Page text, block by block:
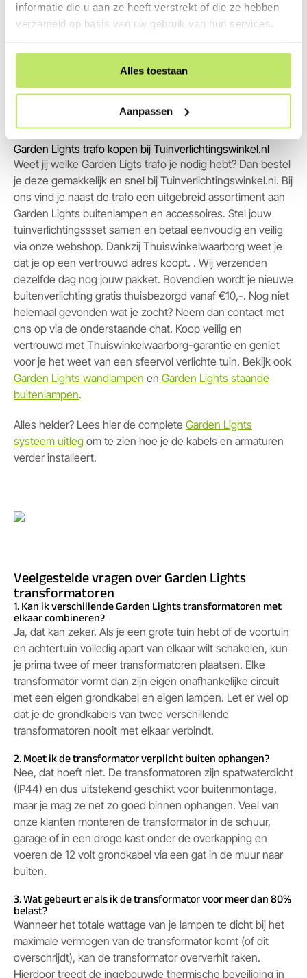
informatie die u aan ze heeft verstrekt of die ze hebben
verzameld op basis van uw gebruik van hun services.
Alles toestaan
Aanpassen
Garden Lights trafo kopen bij Tuinverlichtingswinkel.nl
Weet jij welke Garden Ligts trafo je nodig hebt? Dan bestel
je deze gemakkelijk en snel bij Tuinverlichtingswinkel.nl. Bij
ons vind je naast de trafo een uitgebreid assortiment aan
Garden Lights buitenlampen en accessoires. Stel jouw
tuinverlichtingssset samen en betaal eenvoudig en veilig
via onze webshop. Dankzij Thuiswinkelwaarborg weet je
dat je op een vertrouwd adres koopt. . Wij verzenden
dezelfde dag nog jouw pakket. Bovendien wordt je nieuwe
buitenverlichting gratis thuisbezorgd vanaf €10,-. Nog niet
helemaal gevonden wat je zocht? Neem dan contact met
ons op via de onderstaande chat. Koop veilig en
vertrouwd met Thuiswinkelwaarborg-garantie en geniet
voor je het weet van een sfeervol verlichte tuin. Bekijk ook
Garden Lights wandlampen en Garden Lights staande
buitenlampen.
Alles helder? Lees hier de complete Garden Lights
systeem uitleg om te zien hoe je de kabels en armaturen
verder installeert.
Veelgestelde vragen over Garden Lights
transformatoren
1. Kan ik verschillende Garden Lights transformatoren met
elkaar combineren?
Ja, dat kan zeker. Als je een grote tuin hebt of de voortuin
en achtertuin volledig apart van elkaar wilt schakelen, kun
je prima twee of meer transformatoren plaatsen. Elke
transformator vormt dan zijn eigen onafhankelijke circuit
met een eigen grondkabel en eigen lampen. Let er wel op
dat je de grondkabels van twee verschillende
transformatoren nooit met elkaar verbindt.
2. Moet ik de transformator verplicht buiten ophangen?
Nee, dat hoeft niet. De transformatoren zijn spatwaterdicht
(IP44) en dus uitstekend geschikt voor buitenmontage,
maar je mag ze net zo goed binnen ophangen. Veel van
onze klanten monteren de transformator in de schuur,
garage of in een droge kast onder de overkapping en
voeren de 12 volt grondkabel via een gat in de muur naar
buiten.
3. Wat gebeurt er als ik de transformator voor meer dan 80%
belast?
Wanneer het totale wattage van je lampen te dicht bij het
maximale vermogen van de transformator komt (of dit
overschrijdt), kan de transformator oververhit raken.
Hierdoor treedt de ingebouwde thermische beveiliging in